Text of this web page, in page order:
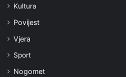
Kultura
Povijest
Vjera
Sport
Nogomet